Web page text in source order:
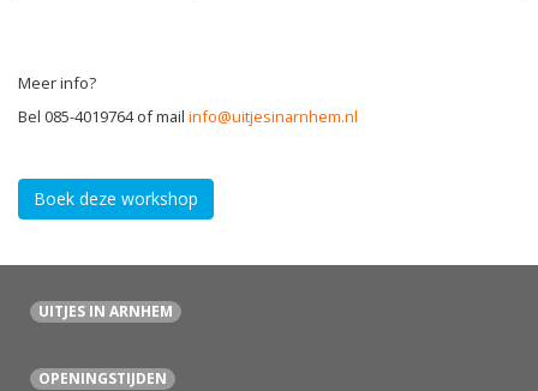
Meer info?
Bel 085-4019764 of mail info@uitjesinarnhem.nl
Boek deze workshop
UITJES IN ARNHEM
OPENINGSTIJDEN